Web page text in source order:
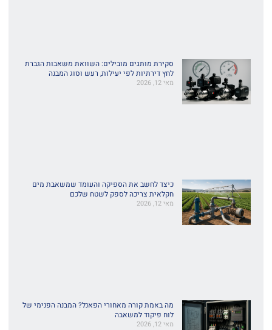
סקירת מותגים מובילים: השוואת משאבות הגברת
לחץ דירתיות לפי יעילות, רעש וסוג המבנה
מאי 12, 2026
כיצד לחשב את הספיקה והעומד שמשאבת מים
חקלאית צריכה לספק לשטח שלכם
מאי 12, 2026
מה באמת קורה מאחורי הפאנל? המבנה הפנימי של
לוח פיקוד למשאבה
מאי 12, 2026